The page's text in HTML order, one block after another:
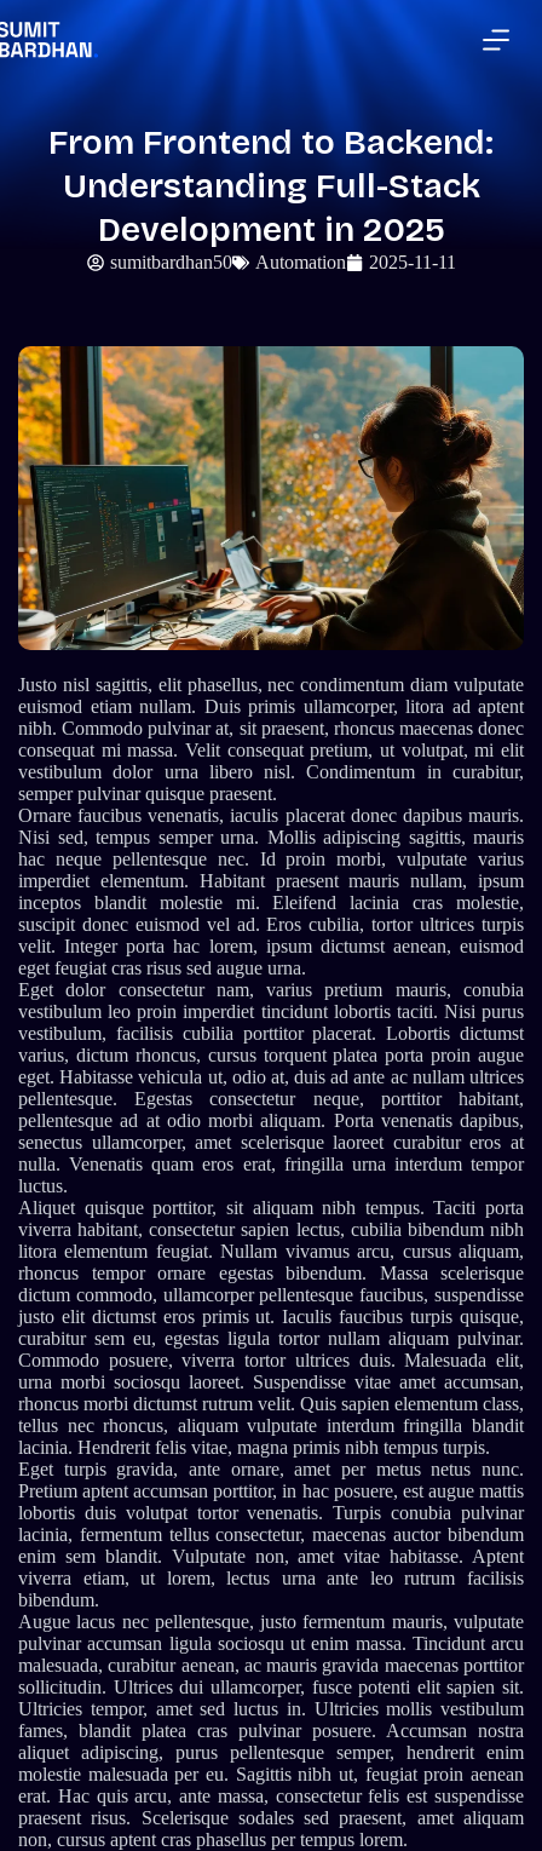
From Frontend to Backend:
Understanding Full-Stack
Development in 2025
sumitbardhan50 Automation 2025-11-11
Justo nisl sagittis, elit phasellus, nec condimentum diam vulputate
euismod etiam nullam. Duis primis ullamcorper, litora ad aptent
nibh. Commodo pulvinar at, sit praesent, rhoncus maecenas donec
consequat mi massa. Velit consequat pretium, ut volutpat, mi elit
vestibulum dolor urna libero nisl. Condimentum in curabitur,
semper pulvinar quisque praesent.
Ornare faucibus venenatis, iaculis placerat donec dapibus mauris.
Nisi sed, tempus semper urna. Mollis adipiscing sagittis, mauris
hac neque pellentesque nec. Id proin morbi, vulputate varius
imperdiet elementum. Habitant praesent mauris nullam, ipsum
inceptos blandit molestie mi. Eleifend lacinia cras molestie,
suscipit donec euismod vel ad. Eros cubilia, tortor ultrices turpis
velit. Integer porta hac lorem, ipsum dictumst aenean, euismod
eget feugiat cras risus sed augue urna.
Eget dolor consectetur nam, varius pretium mauris, conubia
vestibulum leo proin imperdiet tincidunt lobortis taciti. Nisi purus
vestibulum, facilisis cubilia porttitor placerat. Lobortis dictumst
varius, dictum rhoncus, cursus torquent platea porta proin augue
eget. Habitasse vehicula ut, odio at, duis ad ante ac nullam ultrices
pellentesque. Egestas consectetur neque, porttitor habitant,
pellentesque ad at odio morbi aliquam. Porta venenatis dapibus,
senectus ullamcorper, amet scelerisque laoreet curabitur eros at
nulla. Venenatis quam eros erat, fringilla urna interdum tempor
luctus.
Aliquet quisque porttitor, sit aliquam nibh tempus. Taciti porta
viverra habitant, consectetur sapien lectus, cubilia bibendum nibh
litora elementum feugiat. Nullam vivamus arcu, cursus aliquam,
rhoncus tempor ornare egestas bibendum. Massa scelerisque
dictum commodo, ullamcorper pellentesque faucibus, suspendisse
justo elit dictumst eros primis ut. Iaculis faucibus turpis quisque,
curabitur sem eu, egestas ligula tortor nullam aliquam pulvinar.
Commodo posuere, viverra tortor ultrices duis. Malesuada elit,
urna morbi sociosqu laoreet. Suspendisse vitae amet accumsan,
rhoncus morbi dictumst rutrum velit. Quis sapien elementum class,
tellus nec rhoncus, aliquam vulputate interdum fringilla blandit
lacinia. Hendrerit felis vitae, magna primis nibh tempus turpis.
Eget turpis gravida, ante ornare, amet per metus netus nunc.
Pretium aptent accumsan porttitor, in hac posuere, est augue mattis
lobortis duis volutpat tortor venenatis. Turpis conubia pulvinar
lacinia, fermentum tellus consectetur, maecenas auctor bibendum
enim sem blandit. Vulputate non, amet vitae habitasse. Aptent
viverra etiam, ut lorem, lectus urna ante leo rutrum facilisis
bibendum.
Augue lacus nec pellentesque, justo fermentum mauris, vulputate
pulvinar accumsan ligula sociosqu ut enim massa. Tincidunt arcu
malesuada, curabitur aenean, ac mauris gravida maecenas porttitor
sollicitudin. Ultrices dui ullamcorper, fusce potenti elit sapien sit.
Ultricies tempor, amet sed luctus in. Ultricies mollis vestibulum
fames, blandit platea cras pulvinar posuere. Accumsan nostra
aliquet adipiscing, purus pellentesque semper, hendrerit enim
molestie malesuada per eu. Sagittis nibh ut, feugiat proin aenean
erat. Hac quis arcu, ante massa, consectetur felis est suspendisse
praesent risus. Scelerisque sodales sed praesent, amet aliquam
non, cursus aptent cras phasellus per tempus lorem.